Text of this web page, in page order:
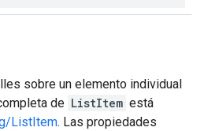
sobre un elemento individual
de ListItem está
ListItem. Las propiedades